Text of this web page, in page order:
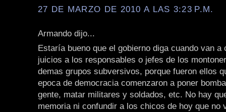
27 DE MARZO DE 2010 A LAS 3:23 P.M.
Armando dijo...
Estaría bueno que el gobierno diga cuando van a
juicios a los responsables o jefes de los
demas grupos subversivos, porque fueron ellos
epoca de democracia comenzaron a poner
gente, matar militares y soldados, etc. No hay
memoria ni confundir a los chicos de hoy que no